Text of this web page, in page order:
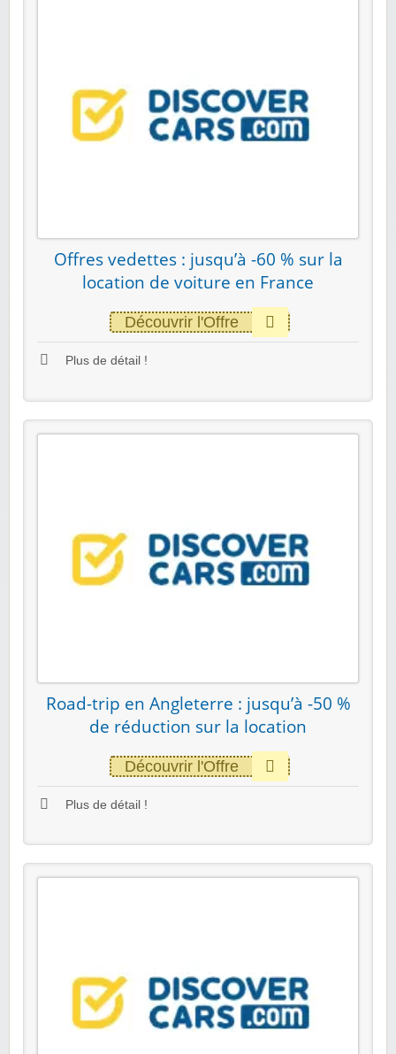
Offres vedettes : jusqu’à -60 % sur la
location de voiture en France
Découvrir l'Offre
Plus de détail !
Road-trip en Angleterre : jusqu’à -50 %
de réduction sur la location
Découvrir l'Offre
Plus de détail !